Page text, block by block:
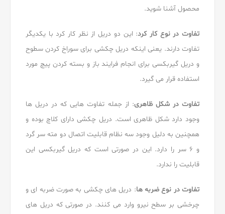
محصول آشنا شوید.
تفاوت در نوع کار کرد: این دو دریل از نظر کار کرد با یکدیگر
تفاوت دارند. یعنی اینکه دریل چکشی برای سوراخ کردن سطوح
و دریل گیربکسی برای انجام فرایند باز و بسته کردن پیچ مورد
استفاده قرار می گیرد.
تفاوت در شکل ظاهری: از جمله تفاوت هایی که در دریل ها
وجود دارد شکل ظاهری است. دریل چکشی دارای کلاچ بوده و
همچنین به دلیل وجود سه نظام قابلیت اتصال دو مته سر گرد
و ۶ سر را دارد. این در صورتی است که دریل گیربکسی این
قابلیت را ندارد.
تفاوت در نوع ضربه ها: دریل های چکشی به صورت ضربه ای و
چرخشی بر سطح نیرو وارد می کنند. در صورتی که دریل های